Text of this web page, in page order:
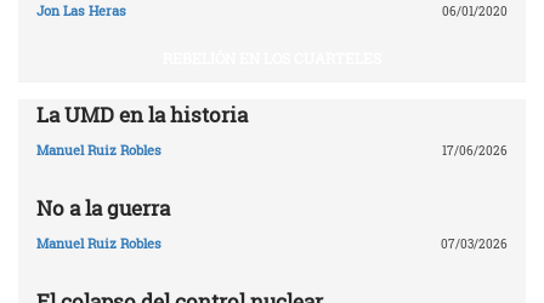
Jon Las Heras 06/01/2020
La UMD en la historia
Manuel Ruiz Robles 17/06/2026
No a la guerra
Manuel Ruiz Robles 07/03/2026